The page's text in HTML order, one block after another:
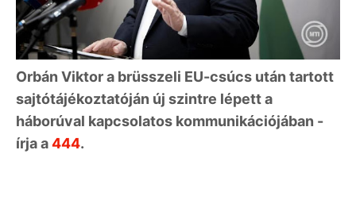
Orbán Viktor a brüsszeli EU-csúcs után tartott
sajtótájékoztatóján új szintre lépett a
háborúval kapcsolatos kommunikációjában -
írja a444.